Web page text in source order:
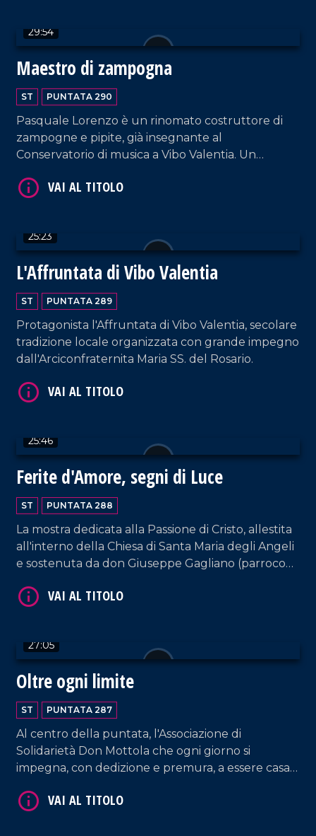
stessa cura e affetto di un figlio.
29:54
Maestro di zampogna
ST PUNTATA 290
Pasquale Lorenzo è un rinomato costruttore di
zampogne e pipite, già insegnante al
Conservatorio di musica a Vibo Valentia. Un
Crudo, un anziano zampognaro di Rombiolo, che
25:23
L'Affruntata di Vibo Valentia
ST PUNTATA 289
Protagonista l'Affruntata di Vibo Valentia, secolare
tradizione locale organizzata con grande impegno
dall'Arciconfraternita Maria SS. del Rosario.
25:46
Ferite d'Amore, segni di Luce
ST PUNTATA 288
La mostra dedicata alla Passione di Cristo, allestita
all'interno della Chiesa di Santa Maria degli Angeli
e sostenuta da don Giuseppe Gagliano (parroco
Valentia), secondo iniziativa del collezionista di
27:05
Oltre ogni limite
ST PUNTATA 287
Al centro della puntata, l'Associazione di
Solidarietà Don Mottola che ogni giorno si
impegna, con dedizione e premura, a essere casa
voluta fortemente da un gruppo di mamme,
VAI AL TITOLO
VAI AL TITOLO
VAI AL TITOLO
VAI AL TITOLO